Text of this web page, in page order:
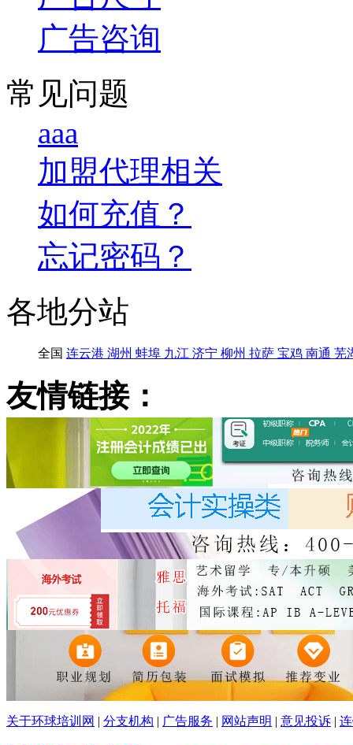
广告咨询
常见问题
aaa
加盟代理相关
如何充值？
忘记密码？
各地分站
全国 连云港 湖州 蚌埠 九江 济宁 柳州 拉萨 宝鸡 南通 芜
友情链接：
关于环球培训网 | 分支机构 | 广告服务 | 网站声明 | 意见投诉 |